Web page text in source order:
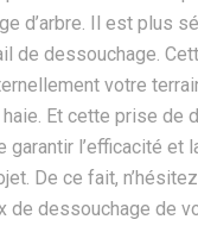
d’arbre. Il est plus
de dessouchage.
votre
haie. Et cette prise de
garantir l’efficacité et
De ce fait,
de dessouchage de